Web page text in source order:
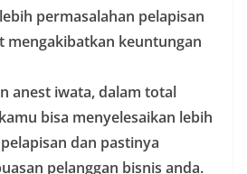
permasalahan pelapisan
mengakibatkan keuntungan
anest iwata, dalam total
bisa menyelesaikan lebih
dan pastinya
pelanggan bisnis anda.